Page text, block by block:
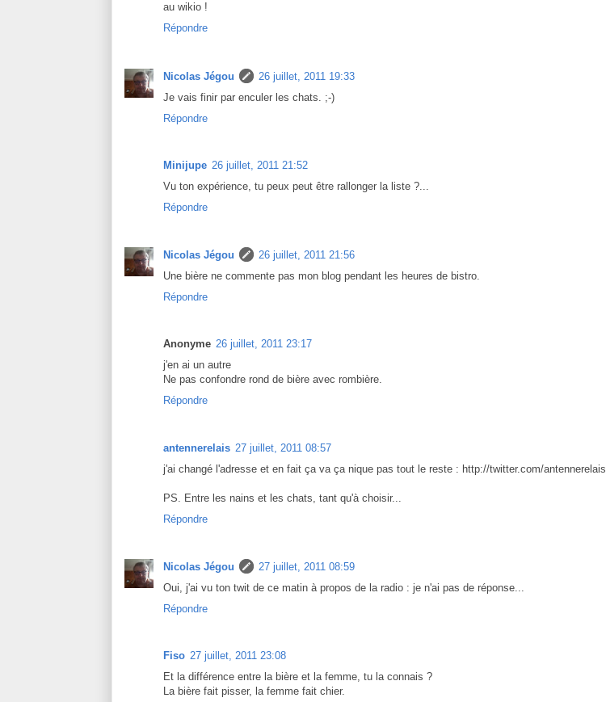
au wikio !
Répondre
Nicolas Jégou
26 juillet, 2011 19:33
Je vais finir par enculer les chats. ;-)
Répondre
Minijupe 26 juillet, 2011 21:52
Vu ton expérience, tu peux peut être rallonger la liste ?...
Répondre
Nicolas Jégou
26 juillet, 2011 21:56
Une bière ne commente pas mon blog pendant les heures de bistro.
Répondre
Anonyme 26 juillet, 2011 23:17
j'en ai un autre
Ne pas confondre rond de bière avec rombière.
Répondre
antennerelais 27 juillet, 2011 08:57
j'ai changé l'adresse et en fait ça va ça nique pas tout le reste : http://twitter.com/antennerelais
PS. Entre les nains et les chats, tant qu'à choisir...
Répondre
Nicolas Jégou
27 juillet, 2011 08:59
Oui, j'ai vu ton twit de ce matin à propos de la radio : je n'ai pas de réponse...
Répondre
Fiso 27 juillet, 2011 23:08
Et la différence entre la bière et la femme, tu la connais ?
La bière fait pisser, la femme fait chier.